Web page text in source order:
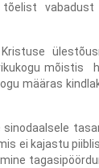
vabadust
mõistis
määras
ei kajastu